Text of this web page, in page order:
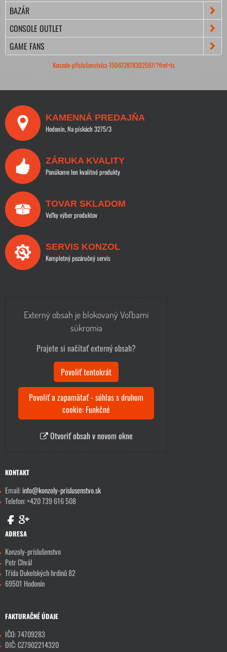
BAZÁR
CONSOLE OUTLET
GAME FANS
Konzole-příslušenstvícz-150672878302597/?fref=ts
KAMENNÁ PREDAJŇA
Hodonín, Na pískách 3275/3
ZÁRUKA KVALITY
Ponúkame len kvalitné produkty
TOVAR SKLADOM
Veľky výber produktov
SERVIS KONZOL
Kompletný pozáručný servis
Externý obsah je blokovaný Voľbami
súkromia
Prajete si načítať externý obsah?
Povoliť tentokrát
Povoliť a zapamätať - súhlas s druhom
cookie: Funkčné
Otvoriť obsah v novom okne
KONTAKT
Email:info@konzoly-prislusenstvo.sk
Telefon: +420 739 616 508
ADRESA
Konzoly-príslušenstvo
Petr Chvál
Třída Dukelských hrdinů 82
69501 Hodonín
FAKTURAČNÉ ÚDAJE
IČO: 74709283
DIČ: CZ7902214320